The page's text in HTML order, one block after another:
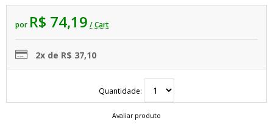
por R$ 74,19 / Cart
2x de R$ 37,10
Quantidade:
Avaliar produto